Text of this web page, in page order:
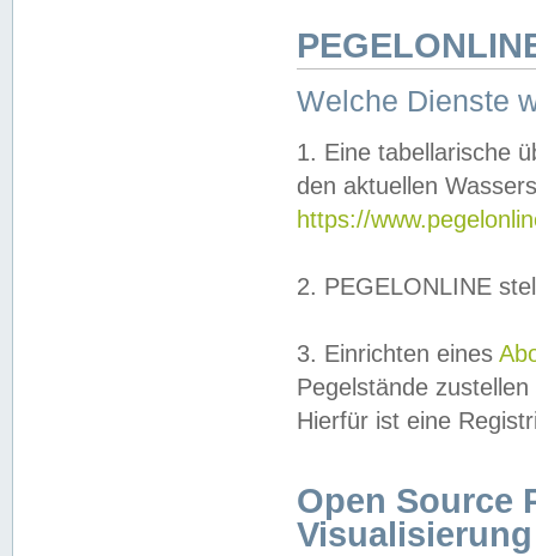
Welche Dienste
1. Eine tabellarische
den aktuellen
https://
2. PEGELONLINE
3. Einrichten eines
Pegelstände
Hierfür ist eine
Open Source
Visualisierung